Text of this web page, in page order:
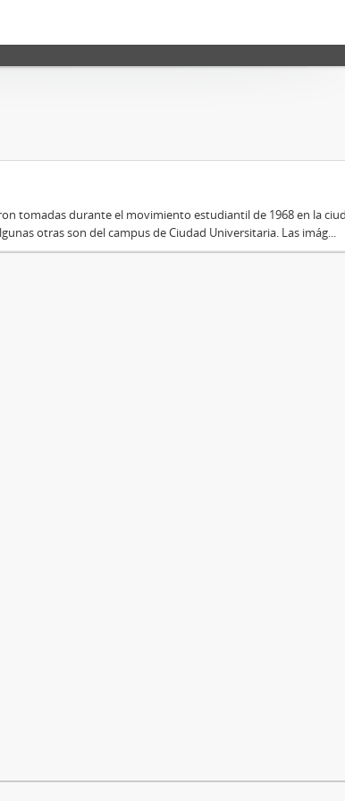
tomadas durante el movimiento estudiantil de 1968 en la
otras son del campus de Ciudad Universitaria. Las imág...